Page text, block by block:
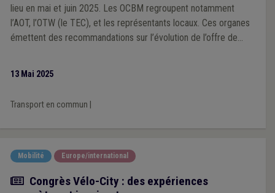
lieu en mai et juin 2025. Les OCBM regroupent notamment
l’AOT, l’OTW (le TEC), et les représentants locaux. Ces organes
émettent des recommandations sur l’évolution de l’offre de
13 Mai 2025
Transport en commun
Mobilité Europe/international
Article
Congrès Vélo-City : des expériences